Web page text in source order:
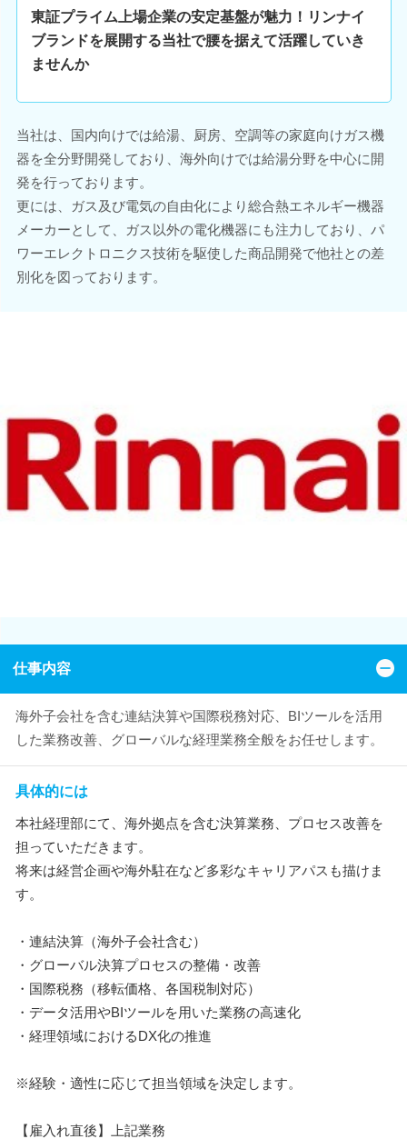
東証プライム上場企業の安定基盤が魅力！リンナイ
ブランドを展開する当社で腰を据えて活躍していき
ませんか
当社は、国内向けでは給湯、厨房、空調等の家庭向けガス機
器を全分野開発しており、海外向けでは給湯分野を中心に開
発を行っております。
更には、ガス及び電気の自由化により総合熱エネルギー機器
メーカーとして、ガス以外の電化機器にも注力しており、パ
ワーエレクトロニクス技術を駆使した商品開発で他社との差
別化を図っております。
仕事内容
海外子会社を含む連結決算や国際税務対応、BIツールを活用
した業務改善、グローバルな経理業務全般をお任せします。
具体的には
本社経理部にて、海外拠点を含む決算業務、プロセス改善を
担っていただきます。
将来は経営企画や海外駐在など多彩なキャリアパスも描けま
す。
・連結決算（海外子会社含む）
・グローバル決算プロセスの整備・改善
・国際税務（移転価格、各国税制対応）
・データ活用やBIツールを用いた業務の高速化
・経理領域におけるDX化の推進
※経験・適性に応じて担当領域を決定します。
【雇入れ直後】上記業務